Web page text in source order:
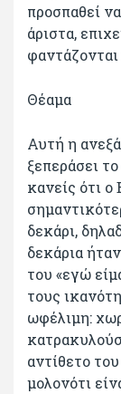
προσπαθεί
άριστα,
Θέαμα
Αυτή η
ξεπεράσει
κανείς ότι ο
δεκάρι,
δεκάρια
του «εγώ
τους
ωφέλιμη:
αντίθετο
μολονότι